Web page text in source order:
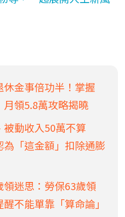
金事倍功半！掌握
月領5.8萬攻略揭曉
動收入50萬不算
「這金額」扣除通膨
迷思：勞保63歲領
不能單靠「算命論」